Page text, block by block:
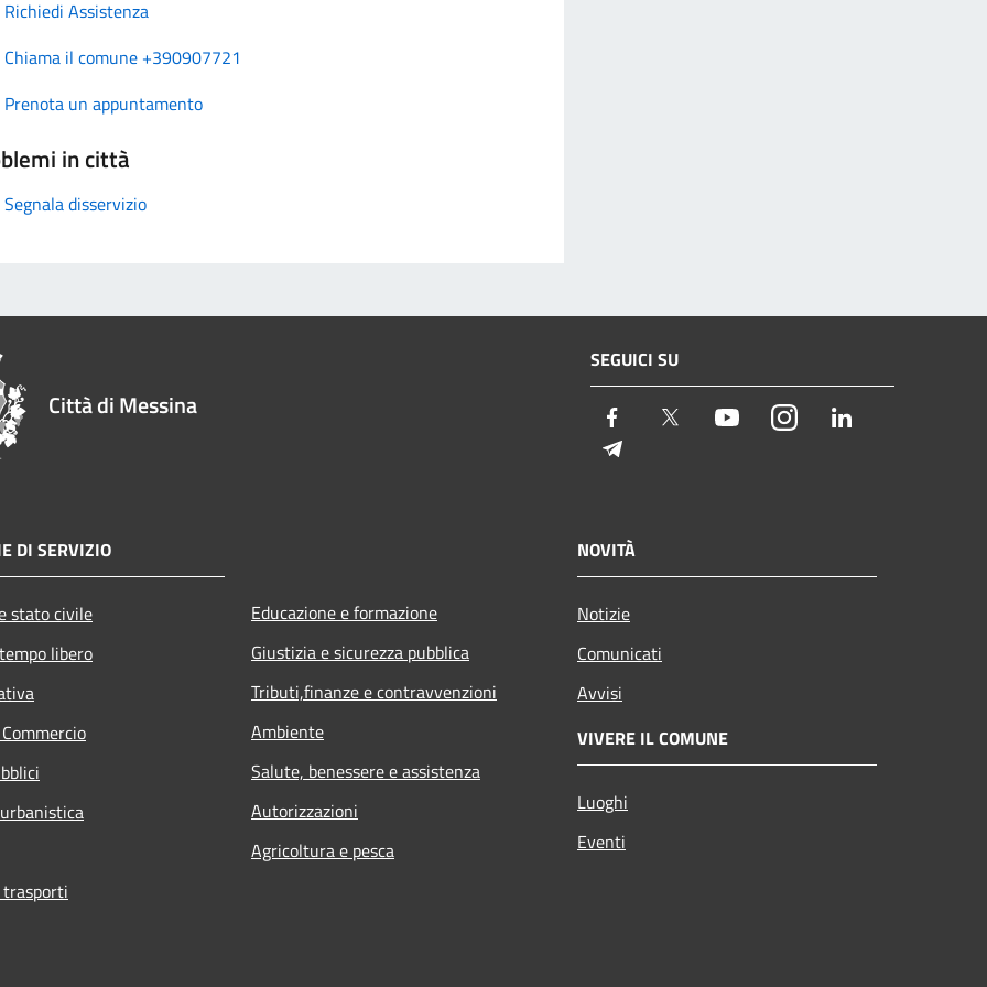
Richiedi Assistenza
Chiama il comune +390907721
Prenota un appuntamento
in città
Segnala disservizio
Città di Messina
SEGUICI SU
Facebook Twitter YoutubeInstagram
DI SERVIZIO
stato civile
libero
Educazione e formazione
Giustizia e sicurezza pubblica
Tributi,finanze e contravvenzioni
Ambiente
Salute, benessere e assistenza
Autorizzazioni
Agricoltura e pesca
NOVITÀ
Notizie
Comunicati
Avvisi
VIVERE IL COMUNE
Luoghi
Eventi